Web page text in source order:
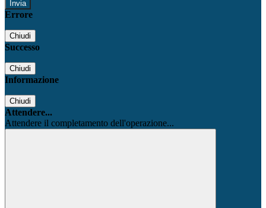
Errore
Chiudi
Successo
Chiudi
Informazione
Chiudi
Attendere...
Attendere il completamento dell'operazione...